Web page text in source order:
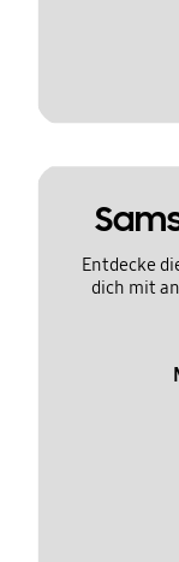
Entdecke
dich mit